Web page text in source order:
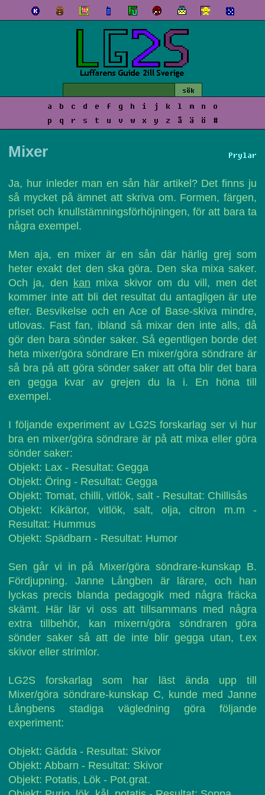
a b c d e f g h i j k l m n
o
p
q r s t u v w x y z å ä ö #
Prylar
Mixer
Ja, hur inleder man en sån här artikel? Det finns ju
så mycket på ämnet att skriva om. Formen, färgen,
priset och knullstämningsförhöjningen, för att bara ta
några exempel.
Men aja, en mixer är en sån där härlig grej som
heter exakt det den ska göra. Den ska mixa saker.
Och ja, den kan mixa skivor om du vill, men det
kommer inte att bli det resultat du antagligen är ute
efter. Besvikelse och en Ace of Base-skiva mindre,
utlovas. Fast fan, ibland så mixar den inte alls, då
gör den bara sönder saker. Så egentligen borde det
heta mixer/göra söndrare En mixer/göra söndrare är
så bra på att göra sönder saker att ofta blir det bara
en gegga kvar av grejen du la i. En höna till
exempel.
I följande experiment av LG2S forskarlag ser vi hur
bra en mixer/göra söndrare är på att mixa eller göra
sönder saker:
Objekt: Lax - Resultat: Gegga
Objekt: Öring - Resultat: Gegga
Objekt: Tomat, chilli, vitlök, salt - Resultat: Chillisås
Objekt: Kikärtor, vitlök, salt, olja, citron m.m -
Resultat: Hummus
Objekt: Spädbarn - Resultat: Humor
Sen går vi in på Mixer/göra söndrare-kunskap B.
Fördjupning. Janne Långben är lärare, och han
lyckas precis blanda pedagogik med några fräcka
skämt. Här lär vi oss att tillsammans med några
extra tillbehör, kan mixern/göra söndraren göra
sönder saker så att de inte blir gegga utan, t.ex
skivor eller strimlor.
LG2S forskarlag som har läst ända upp till
Mixer/göra söndrare-kunskap C, kunde med Janne
Långbens stadiga vägledning göra följande
experiment:
Objekt: Gädda - Resultat: Skivor
Objekt: Abbarn - Resultat: Skivor
Objekt: Potatis, Lök - Pot.grat.